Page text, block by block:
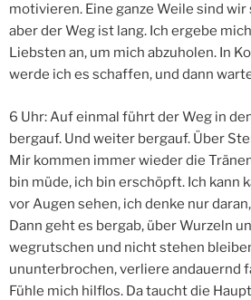
motivieren. Eine ganze Weile sind wir
aber der Weg ist lang. Ich ergebe
Liebsten an, um mich abzuholen. In
werde ich es schaffen, und dann
6 Uhr: Auf einmal führt der Weg in
bergauf. Und weiter bergauf. Über
Mir kommen immer wieder die
bin müde, ich bin erschöpft. Ich kann
vor Augen sehen, ich denke nur
Dann geht es bergab, über Wurzeln
wegrutschen und nicht stehen
ununterbrochen, verliere andauernd
Fühle mich hilflos. Da taucht die